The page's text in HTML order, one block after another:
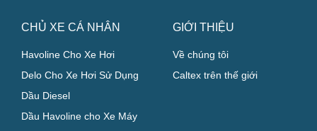
CHỦ XE CÁ NHÂN
Delo Cho Xe Hơi Sử Dụng
GIỚI THIỆU